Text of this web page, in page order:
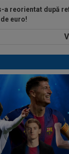
a reorientat după
euro!
gata să
a înjurat-o și a
a dat în
Rodri!